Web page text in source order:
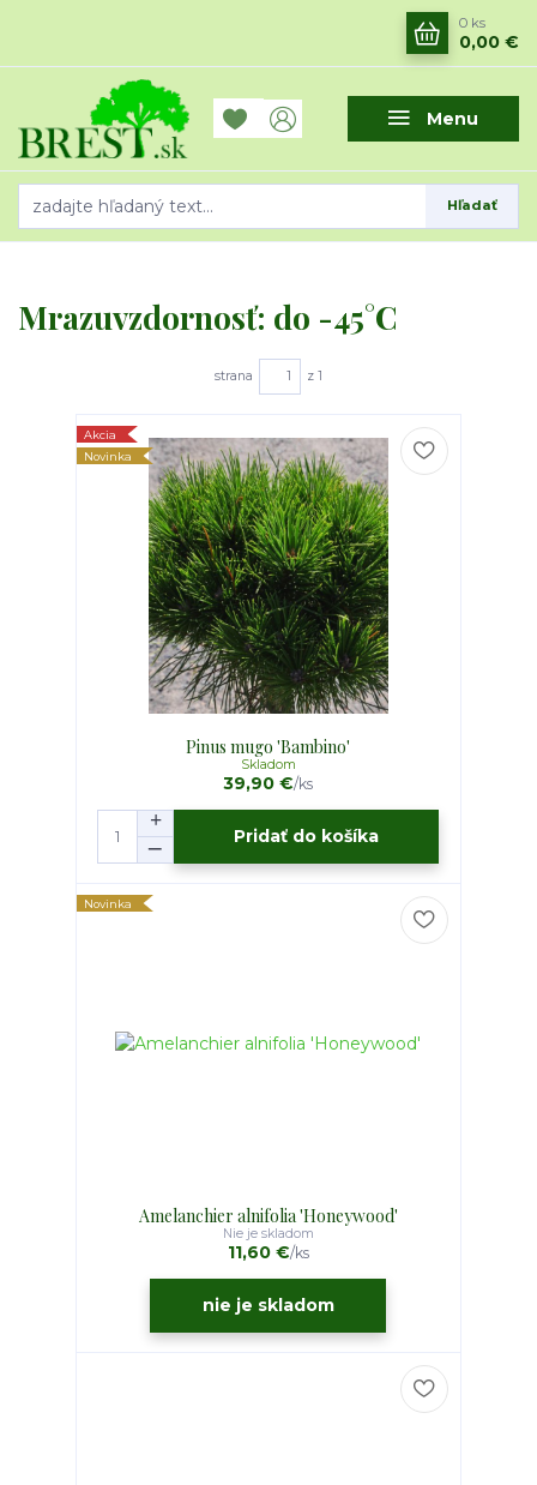
Menu
Hľadať
0 ks
0,00 €
Mrazuvzdornosť: do -45°C
strana z 1
Akcia
Novinka
Pinus mugo 'Bambino'
39,90 €/ks
Skladom
Pridať do košíka
Novinka
Amelanchier alnifolia 'Honeywood'
11,60 €/ks
Nie je skladom
nie je skladom